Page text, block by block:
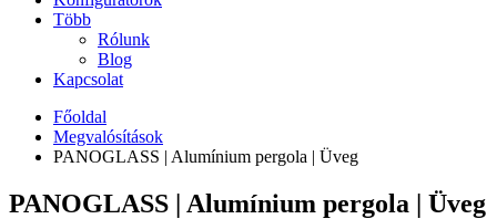
Több
Rólunk
Blog
Kapcsolat
Főoldal
Megvalósítások
PANOGLASS | Alumínium pergola | Üveg
PANOGLASS | Alumínium pergola | Üveg